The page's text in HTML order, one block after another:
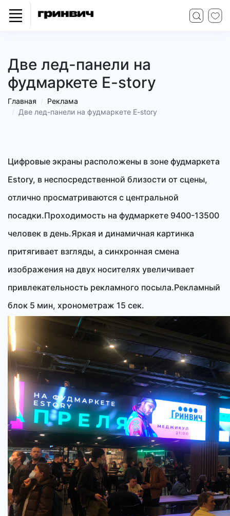
Две лед-панели на
фудмаркете E-story
Главная
Реклама
Две лед-панели на фудмаркете E-story
Цифровые экраны расположены в зоне фудмаркета
Estory, в неспосредственной близости от сцены,
отлично просматриваются с центральной
посадки.Проходимость на фудмаркете 9400-13500
человек в день.Яркая и динамичная картинка
притягивает взгляды, а синхронная смена
изображения на двух носителях увеличивает
привлекательность рекламного посыла.Рекламный
блок 5 мин, хронометраж 15 сек.